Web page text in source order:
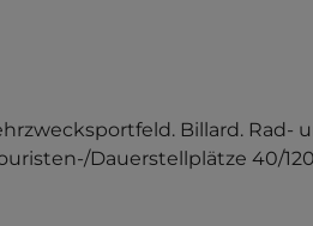
Billard. Rad-
Dauerstellplätze 40/